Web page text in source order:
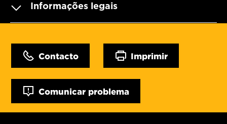
Informações legais
Contacto Imprimir
Comunicar problema